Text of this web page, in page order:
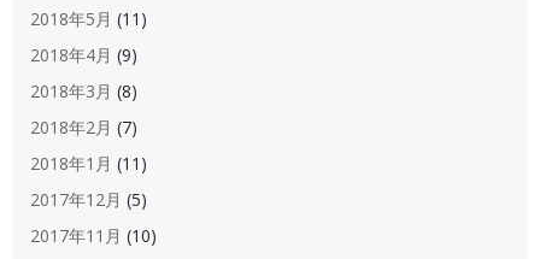
2018年5月 (11)
2018年4月 (9)
2018年3月 (8)
2018年2月 (7)
2018年1月 (11)
2017年12月 (5)
2017年11月 (10)